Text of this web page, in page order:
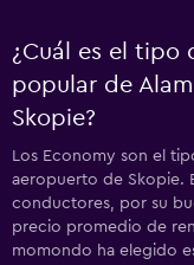
¿Cuál es el tipo
popular de
Skopie?
Los Economy son el
aeropuerto de Skopie.
conductores, por su
precio promedio de
momondo ha elegido